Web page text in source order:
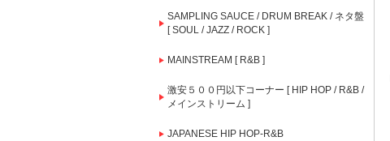
SAMPLING SAUCE / DRUM BREAK / ネタ盤
[ SOUL / JAZZ / ROCK ]
MAINSTREAM [ R&B ]
激安５００円以下コーナー [ HIP HOP / R&B /
メインストリーム ]
JAPANESE HIP HOP-R&B